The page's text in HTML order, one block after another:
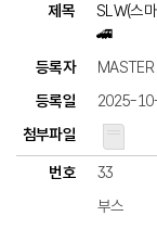
SLW(스
🚄
MASTER
2025-
33
부스